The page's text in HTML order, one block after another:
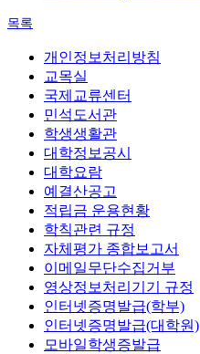
목록
개인정보처리방침
교목실
국제교류센터
민석도서관
학생생활관
대학정보공시
대학요람
예결산공고
적립금 운용현황
학칙관련 규정
자체평가 종합보고서
이메일무단수집거부
영상정보처리기기 규정
인터넷증명발급(학부)
인터넷증명발급(대학원)
모바일학생증발급